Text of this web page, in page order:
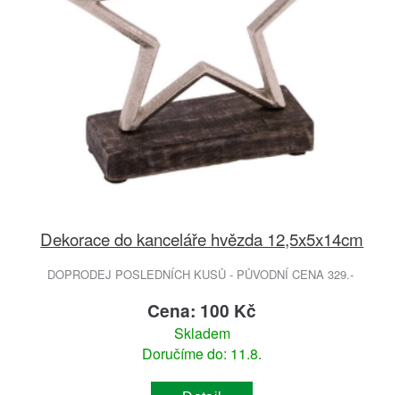
Dekorace do kanceláře hvězda 12,5x5x14cm
DOPRODEJ POSLEDNÍCH KUSŮ - PŮVODNÍ CENA 329.-
Cena: 100 Kč
Skladem
Doručíme do: 11.8.